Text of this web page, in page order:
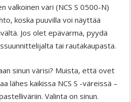
valkoinen väri (NCS S 0500-N)
koska puuvilla voi näyttää
Jos olet epävarma, pyydä
tai rautakaupasta.
sinun värisi? Muista, että ovet
lähes kaikissa NCS S -väreissä –
Valinta on sinun.